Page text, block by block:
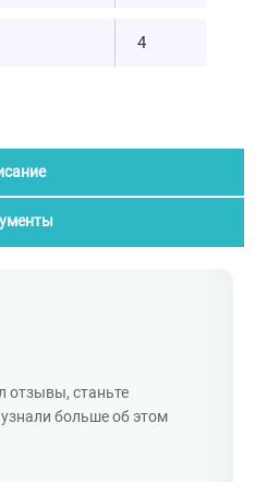
4
отзывы, станьте
больше об этом